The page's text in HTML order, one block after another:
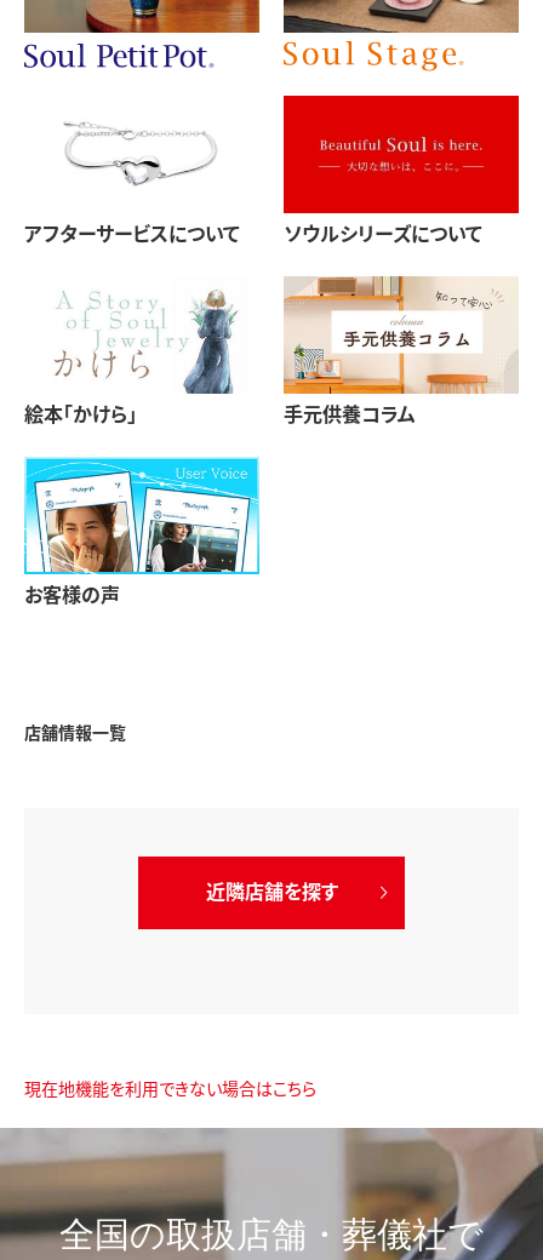
アフターサービスについて ソウルシリーズについて
絵本「かけら」 手元供養コラム
お客様の声
店舗情報一覧
近隣店舗を探す
現在地機能を利用できない場合はこちら
全国の取扱店舗・葬儀社で